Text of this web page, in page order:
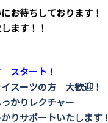
お待ちしております！
ます！！
スタート！
スーツの方 大歓迎！
かりレクチャー
りサポートいたします！